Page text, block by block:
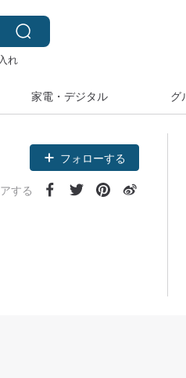
れ
家電・デジタル グ
フォローする
する